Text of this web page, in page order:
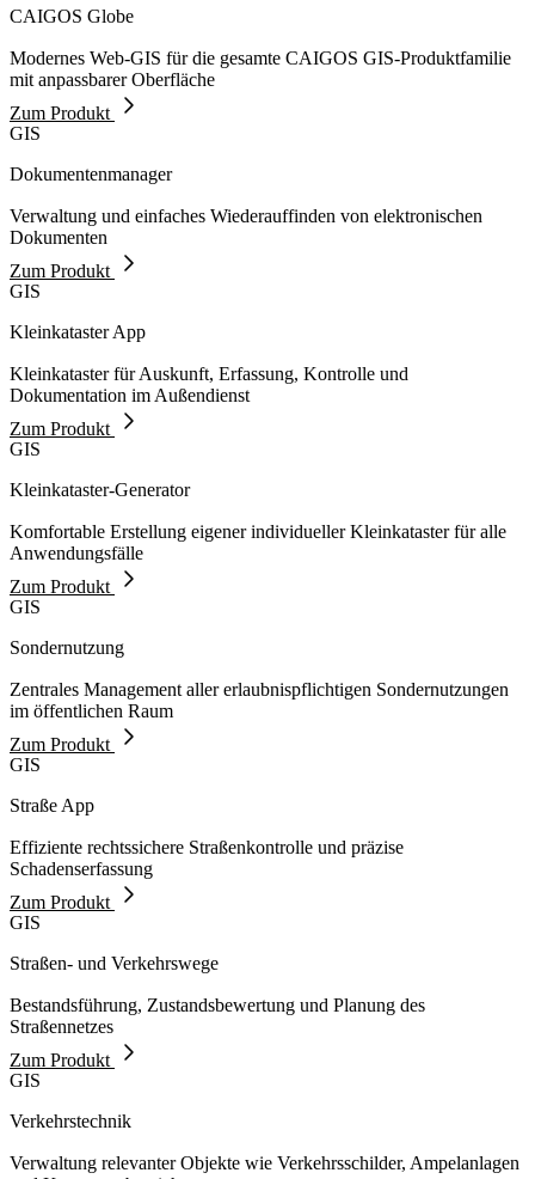
CAIGOS Globe
Modernes Web-GIS für die gesamte CAIGOS GIS-Produktfamilie
mit anpassbarer Oberfläche
Zum Produkt
GIS
Dokumentenmanager
Verwaltung und einfaches Wiederauffinden von elektronischen
Dokumenten
Zum Produkt
GIS
Kleinkataster App
Kleinkataster für Auskunft, Erfassung, Kontrolle und
Dokumentation im Außendienst
Zum Produkt
GIS
Kleinkataster-Generator
Komfortable Erstellung eigener individueller Kleinkataster für alle
Anwendungsfälle
Zum Produkt
GIS
Sondernutzung
Zentrales Management aller erlaubnispflichtigen Sondernutzungen
im öffentlichen Raum
Zum Produkt
GIS
Straße App
Effiziente rechtssichere Straßenkontrolle und präzise
Schadenserfassung
Zum Produkt
GIS
Straßen- und Verkehrswege
Bestandsführung, Zustandsbewertung und Planung des
Straßennetzes
Zum Produkt
GIS
Verkehrstechnik
Verwaltung relevanter Objekte wie Verkehrsschilder, Ampelanlagen